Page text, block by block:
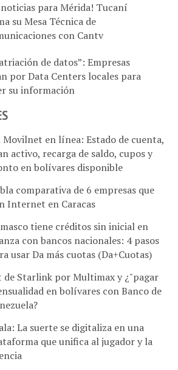
para Mérida! Tucaní
su Mesa Técnica de
con Cantv
de datos”: Empresas
por Data Centers locales para
su información
Movilnet en línea: Estado de cuenta,
activo, recarga de saldo, cupos y
en bolívares disponible
comparativa de 6 empresas que
Internet en Caracas
tiene créditos sin inicial en
con bancos nacionales: 4 pasos
usar Da más cuotas (Da+Cuotas)
de Starlink por Multimax y ¿"pagar
en bolívares con Banco de
La suerte se digitaliza en una
que unifica al jugador y la